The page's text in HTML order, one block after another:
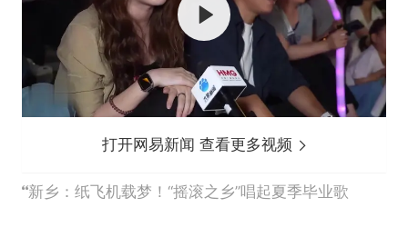
打开网易新闻 查看更多视频
新乡：纸飞机载梦！“摇滚之乡”唱起夏季毕业歌